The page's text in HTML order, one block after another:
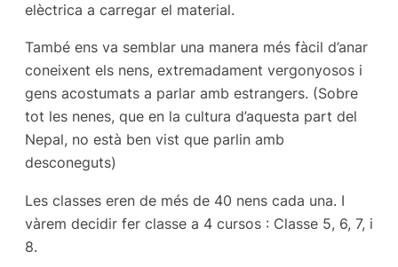
elèctrica a carregar el material.
També ens va semblar una manera més fàcil d’anar
coneixent els nens, extremadament vergonyosos i
gens acostumats a parlar amb estrangers. (Sobre
tot les nenes, que en la cultura d’aquesta part del
Nepal, no està ben vist que parlin amb
desconeguts)
Les classes eren de més de 40 nens cada una. I
vàrem decidir fer classe a 4 cursos : Classe 5, 6, 7, i
8.